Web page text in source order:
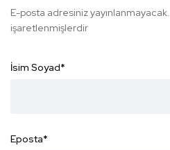
E-posta adresiniz yayınlanmayacak.
işaretlenmişlerdir
İsim Soyad*
Eposta*